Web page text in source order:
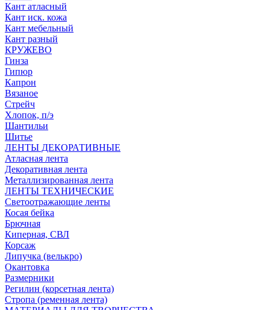
Кант атласный
Кант иск. кожа
Кант мебельный
Кант разный
КРУЖЕВО
Гинза
Гипюр
Капрон
Вязаное
Стрейч
Хлопок, п/э
Шантильи
Шитье
ЛЕНТЫ ДЕКОРАТИВНЫЕ
Атласная лента
Декоративная лента
Металлизированная лента
ЛЕНТЫ ТЕХНИЧЕСКИЕ
Светоотражающие ленты
Косая бейка
Брючная
Киперная, СВЛ
Корсаж
Липучка (велькро)
Окантовка
Размерники
Регилин (корсетная лента)
Стропа (ременная лента)